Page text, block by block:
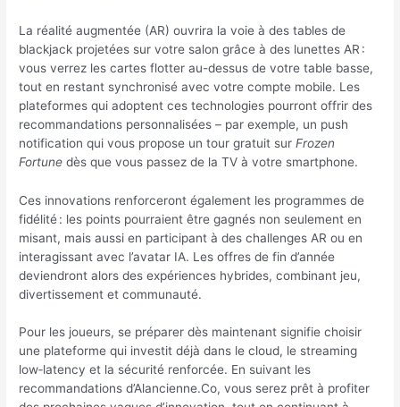
La réalité augmentée (AR) ouvrira la voie à des tables de
blackjack projetées sur votre salon grâce à des lunettes AR :
vous verrez les cartes flotter au-dessus de votre table basse,
tout en restant synchronisé avec votre compte mobile. Les
plateformes qui adoptent ces technologies pourront offrir des
recommandations personnalisées – par exemple, un push
notification qui vous propose un tour gratuit surFrozen
Fortune dès que vous passez de la TV à votre smartphone.
Ces innovations renforceront également les programmes de
fidélité : les points pourraient être gagnés non seulement en
misant, mais aussi en participant à des challenges AR ou en
interagissant avec l’avatar IA. Les offres de fin d’année
deviendront alors des expériences hybrides, combinant jeu,
divertissement et communauté.
Pour les joueurs, se préparer dès maintenant signifie choisir
une plateforme qui investit déjà dans le cloud, le streaming
low‑latency et la sécurité renforcée. En suivant les
recommandations d’Alancienne.Co, vous serez prêt à profiter